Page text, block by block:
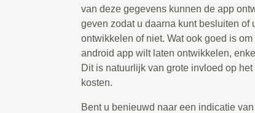
van deze gegevens kunnen de app
geven zodat u daarna kunt besluiten
ontwikkelen of niet. Wat ook goed is
android app wilt laten ontwikkelen,
Dit is natuurlijk van grote invloed op
kosten.
Bent u benieuwd naar een indicatie